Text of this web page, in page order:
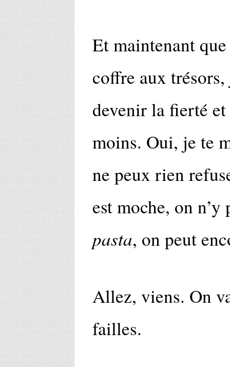
Et maintenant
coffre aux
devenir la fierté
moins. Oui, je te
ne peux rien
est moche, on
pasta, on peut
Allez, viens. On
failles.